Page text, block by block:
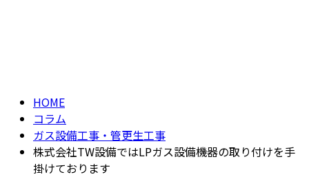
HOME
コラム
ガス設備工事・管更生工事
株式会社TW設備ではLPガス設備機器の取り付けを手
掛けております